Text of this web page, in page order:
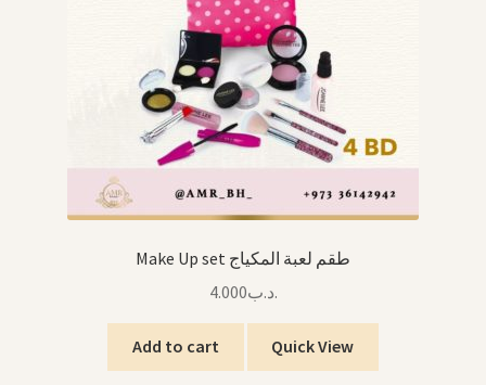
Make Up set طقم لعبة المكياج
.د.ب4.000
Add to cart Quick View